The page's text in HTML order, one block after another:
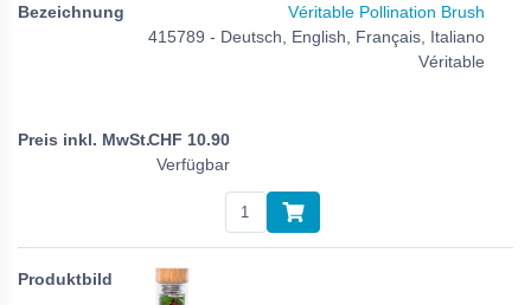
Véritable Pollination Brush
415789 - Deutsch, English, Français, Italiano
Véritable
CHF 10.90
Verfügbar